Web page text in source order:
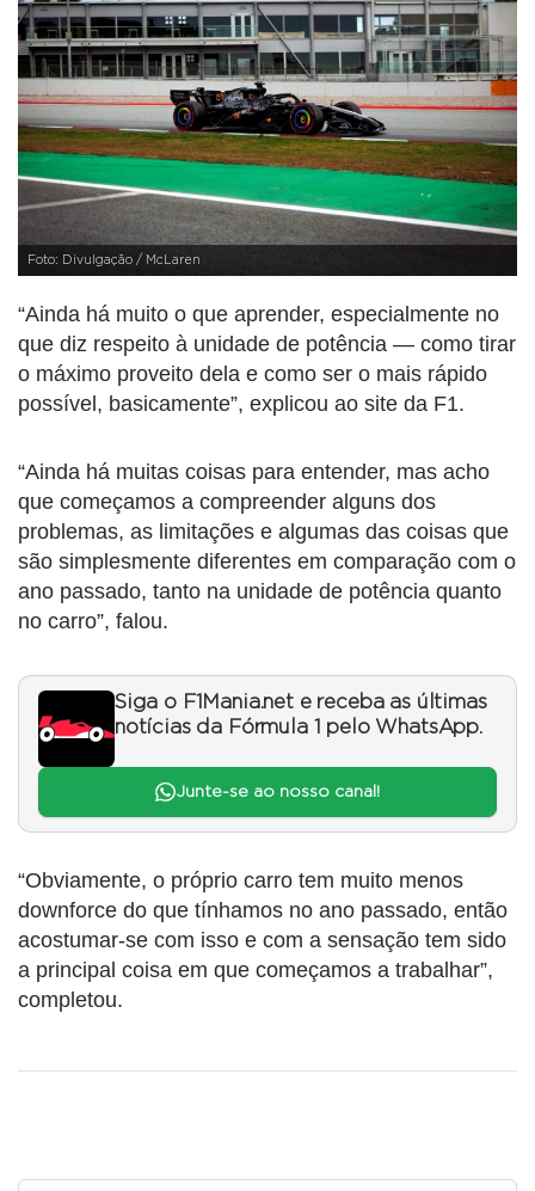
Foto: Divulgação / McLaren
“Ainda há muito o que aprender, especialmente no
que diz respeito à unidade de potência — como tirar
o máximo proveito dela e como ser o mais rápido
possível, basicamente”, explicou ao site da F1.
“Ainda há muitas coisas para entender, mas acho
que começamos a compreender alguns dos
problemas, as limitações e algumas das coisas que
são simplesmente diferentes em comparação com o
ano passado, tanto na unidade de potência quanto
no carro”, falou.
Siga o F1Mania.net e receba as últimas
notícias da Fórmula 1 pelo WhatsApp.
Junte-se ao nosso canal!
“Obviamente, o próprio carro tem muito menos
downforce do que tínhamos no ano passado, então
acostumar-se com isso e com a sensação tem sido
a principal coisa em que começamos a trabalhar”,
completou.